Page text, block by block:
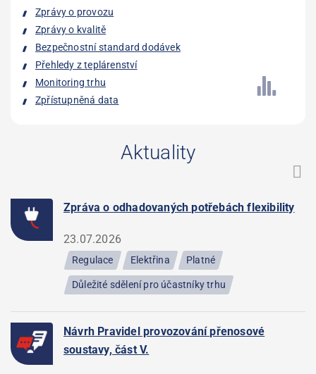
Zprávy o provozu
Zprávy o kvalitě
Bezpečnostní standard dodávek
Přehledy z teplárenství
Monitoring trhu
Zpřístupněná data
Aktuality
Zpráva o odhadovaných potřebách flexibility
23.07.2026
Regulace Elektřina Platné
Důležité sdělení pro účastníky trhu
Návrh Pravidel provozování přenosové
soustavy, část V.